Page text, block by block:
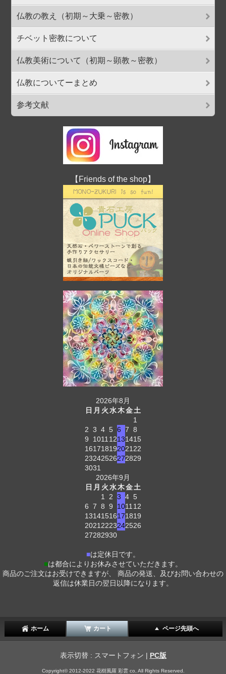
仏教の教え（初期～大乗～密教）
チベット密教について
仏教美術について（初期～顕教～密教）
仏教についてーまとめ
参考文献
【Friends of the shop】
2026年8月
日 月 火水木金土
1
2 3 4 5 6 7 8
9
1011 12131415
161718192021 22
23242526272829
3031
2026年9月
日 月 火水木金土
1
2 3 4 5
6 7 8 9 1011 12
13141516171819
2021 2223242526
27282930
■は定休日です。
■は都合によりお休みさせていただきます。
商品のご注文はお受けできますが、 商品の発送、及びお問い合わせの
返信は休業日の翌日以降になります。
ホーム カート ページ先頭へ
表示切替 : スマートフォン | PC版
Copyright© 2012-2022 花樹風羅 彩雲 co, All Rights Reserved.